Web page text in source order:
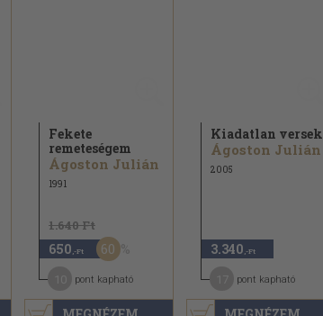
Fekete
remeteségem
Ágoston Julián
1991
1.640 Ft
650 ,-Ft 60
pont kapható
Kiadatlan versek
Ágoston Julián
2005
3.340 ,-Ft
pont kapható